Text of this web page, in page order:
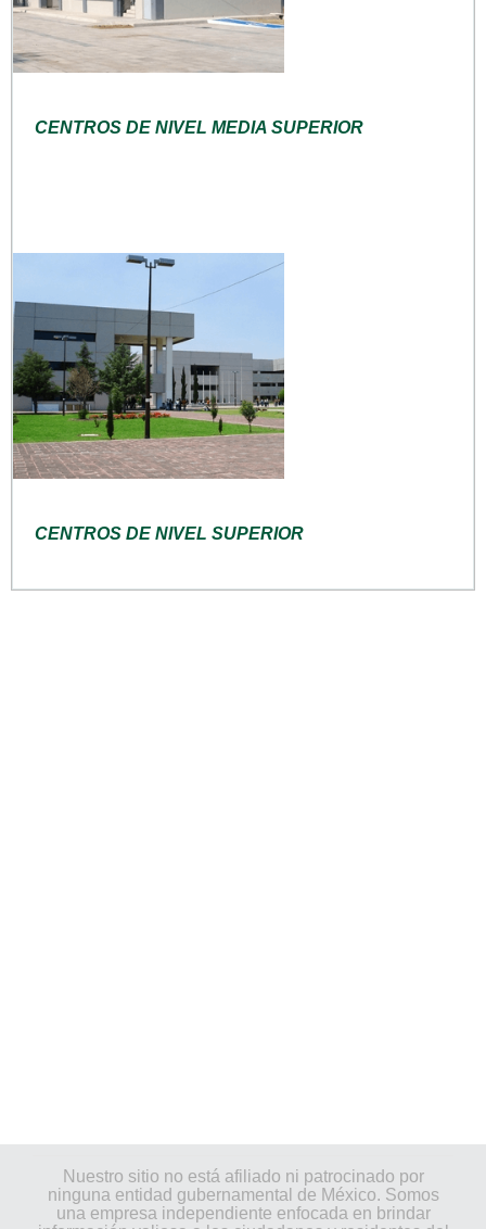
CENTROS DE NIVEL MEDIA SUPERIOR
CENTROS DE NIVEL SUPERIOR
Nuestro sitio no está afiliado ni patrocinado por
ninguna entidad gubernamental de México. Somos
una empresa independiente enfocada en brindar